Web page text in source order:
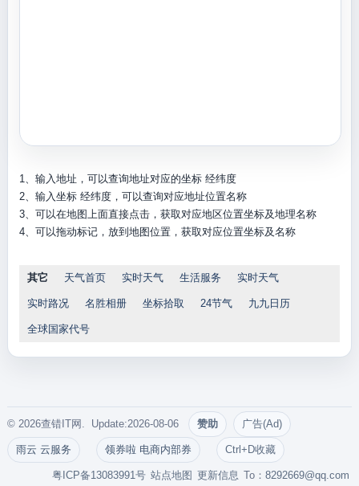
1、输入地址，可以查询地址对应的坐标 经纬度
2、输入坐标 经纬度，可以查询对应地址位置名称
3、可以在地图上面直接点击，获取对应地区位置坐标及地理名称
4、可以拖动标记，放到地图位置，获取对应位置坐标及名称
其它 天气首页 实时天气 生活服务 实时天气
实时路况 名胜相册 坐标拾取 24节气 九九日历
全球国家代号
© 2026查错IT网. Update:2026-08-06 赞助 广告(Ad)
雨云 云服务 领券啦 电商内部券 Ctrl+D收藏
To：8292669@qq.com
更新信息
站点地图
粤ICP备13083991号